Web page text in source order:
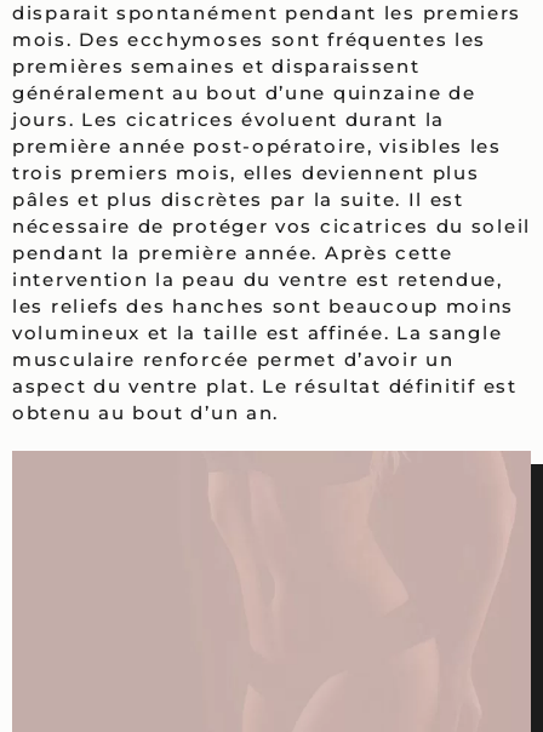
disparait spontanément pendant les premiers
mois. Des ecchymoses sont fréquentes les
premières semaines et disparaissent
généralement au bout d’une quinzaine de
jours. Les cicatrices évoluent durant la
première année post-opératoire, visibles les
trois premiers mois, elles deviennent plus
pâles et plus discrètes par la suite. Il est
nécessaire de protéger vos cicatrices du soleil
pendant la première année. Après cette
intervention la peau du ventre est retendue,
les reliefs des hanches sont beaucoup moins
volumineux et la taille est affinée. La sangle
musculaire renforcée permet d’avoir un
aspect du ventre plat. Le résultat définitif est
obtenu au bout d’un an.